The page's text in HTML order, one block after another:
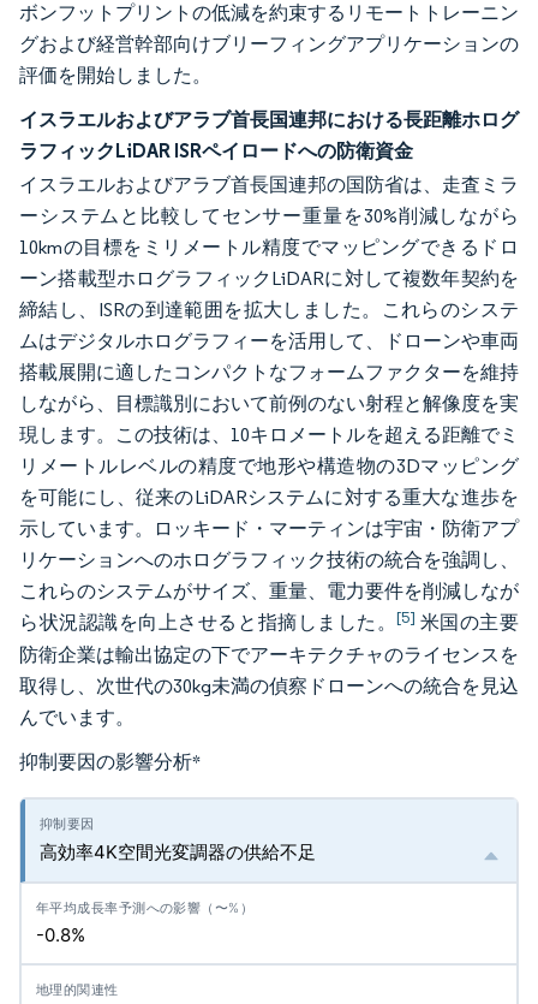
ボンフットプリントの低減を約束するリモートトレーニン
グおよび経営幹部向けブリーフィングアプリケーションの
評価を開始しました。
イスラエルおよびアラブ首長国連邦における長距離ホログ
ラフィックLiDAR ISRペイロードへの防衛資金
イスラエルおよびアラブ首長国連邦の国防省は、走査ミラ
ーシステムと比較してセンサー重量を30%削減しながら
10kmの目標をミリメートル精度でマッピングできるドロ
ーン搭載型ホログラフィックLiDARに対して複数年契約を
締結し、ISRの到達範囲を拡大しました。これらのシステ
ムはデジタルホログラフィーを活用して、ドローンや車両
搭載展開に適したコンパクトなフォームファクターを維持
しながら、目標識別において前例のない射程と解像度を実
現します。この技術は、10キロメートルを超える距離でミ
リメートルレベルの精度で地形や構造物の3Dマッピング
を可能にし、従来のLiDARシステムに対する重大な進歩を
示しています。ロッキード・マーティンは宇宙・防衛アプ
リケーションへのホログラフィック技術の統合を強調し、
これらのシステムがサイズ、重量、電力要件を削減しなが
ら状況認識を向上させると指摘しました。[5] 米国の主要
防衛企業は輸出協定の下でアーキテクチャのライセンスを
取得し、次世代の30kg未満の偵察ドローンへの統合を見込
んでいます。
抑制要因の影響分析*
高効率4K空間光変調器の供給不足
-0.8%